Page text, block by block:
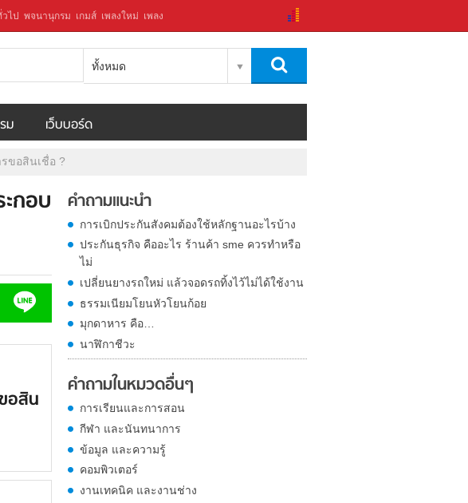
ไป พจนานุกรม เกมส์ เพลงใหม่ เพลง
ทั้งหมด
ม เว็บบอร์ด
ขอสินเชื่อ ?
กอบ
อสิน
คำถามแนะนำ
การเบิกประกันสังคมต้องใช้หลักฐานอะไรบ้าง
ประกันธุรกิจ คืออะไร ร้านค้า sme ควรทำหรือ
ไม่
เปลี่ยนยางรถใหม่ แล้วจอดรถทิ้งไว้ไม่ได้ใช้งาน
ธรรมเนียมโยนหัวโยนก้อย
มุกดาหาร คือ…
นาฬิกาชีวะ
คำถามในหมวดอื่นๆ
การเรียนและการสอน
กีฬา และนันทนาการ
ข้อมูล และความรู้
คอมพิวเตอร์
งานเทคนิค และงานช่าง